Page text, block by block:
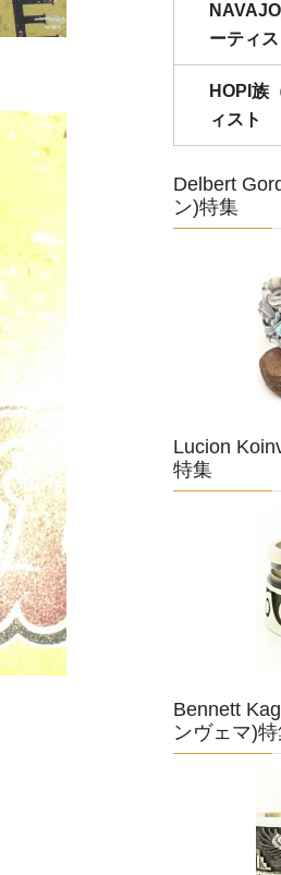
ーティス
HOPI族
ィスト
Delbert
ン)特集
Lucion
特集
Bennett
ンヴェマ)